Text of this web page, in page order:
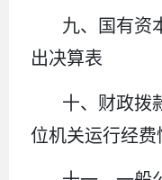
九、国有资
出决算表
十、财政拨
位机关运行经费